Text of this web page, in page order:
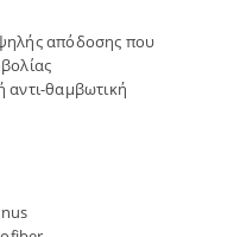
απόδοσης που
αντι-θαμβωτική